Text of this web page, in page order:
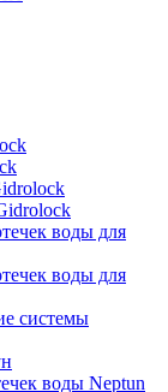
воды для
воды для
системы
воды Neptun